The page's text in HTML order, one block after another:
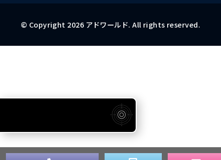
© Copyright 2026 アドワールド. All rights reserved.